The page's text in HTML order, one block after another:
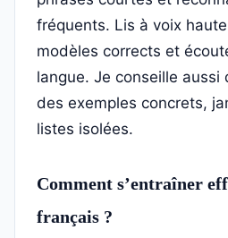
fréquents. Lis à voix
modèles corrects et
langue. Je conseille aussi
des exemples concrets,
listes isolées.
Comment s’entraîner
français ?